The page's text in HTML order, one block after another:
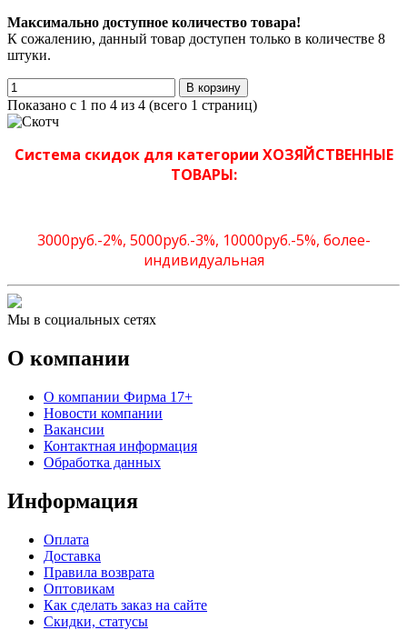
Максимально доступное количество товара!
К сожалению, данный товар доступен только в количестве 8
штуки.
В корзину
Показано с 1 по 4 из 4 (всего 1 страниц)
Система скидок для категории ХОЗЯЙСТВЕННЫЕ
ТОВАРЫ:
3000руб.-2%, 5000руб.-3%, 10000руб.-5%, более-
индивидуальная
Мы в социальных сетях
О компании
О компании Фирма 17+
Новости компании
Вакансии
Контактная информация
Обработка данных
Информация
Оплата
Доставка
Правила возврата
Оптовикам
Как сделать заказ на сайте
Скидки, статусы